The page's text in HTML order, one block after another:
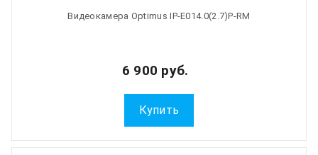
Видеокамера Optimus IP-E014.0(2.7)Р-RM
6 900 руб.
Купить